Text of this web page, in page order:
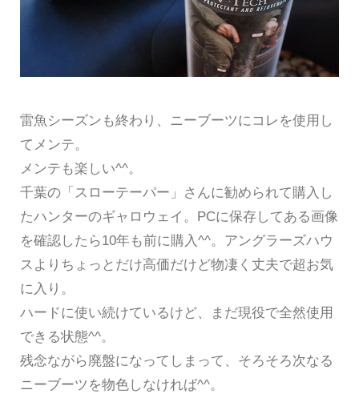
雷魚シーズンも終わり、ニーブーツにコレを使用し
てメンテ。
メンテも楽しい^^。
千葉の「スローテーパー」さんに勧められて購入し
たハンターのギャロウェイ。PCに保存してある画像
を確認したら10年も前に購入^^。アングラーズハウ
スよりちょっとだけ高価だけど物凄く丈夫で超お気
に入り。
ハードに使い続けているけど、まだ現役で全然使用
できる状態^^。
残念ながら廃盤になってしまって、そろそろ次なる
ニーブーツを物色しなければ^^。